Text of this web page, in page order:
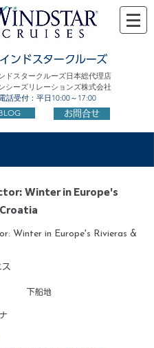
ンドスタークルーズ
ドスタークルーズ日本総代理店
シーズリレーションズ株式会社
電話受付：平日10:00～17:00
お問合せ
Winter in Europe's
Croatia
Winter in Europe's Rivieras &
ス
下船地